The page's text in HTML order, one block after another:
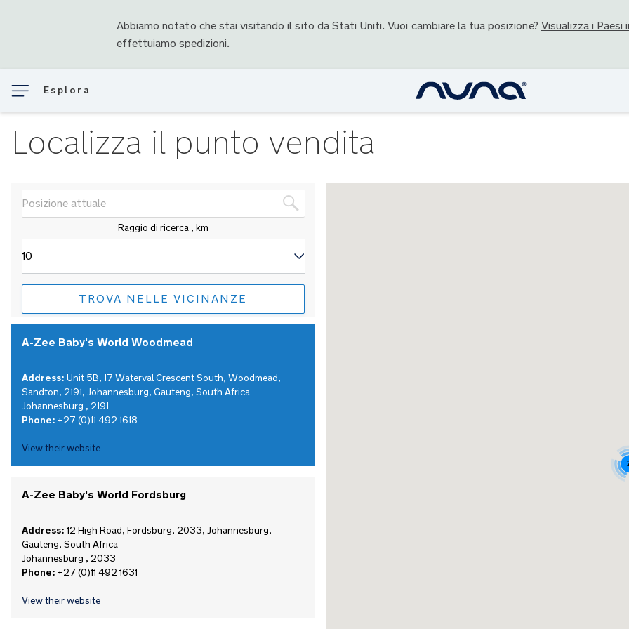
Abbiamo notato che stai visitando il sito da Stati Uniti. Vuoi cambiare la tua posizione? Visualizza i Paesi
effettuiamo spedizioni.
Esplora
Localizza il punto vendita
Raggio di ricerca , km
TROVA NELLE VICINANZE
A-Zee Baby's World Woodmead
Address: Unit 5B, 17 Waterval Crescent South, Woodmead,
Sandton, 2191, Johannesburg, Gauteng, South Africa
Johannesburg , 2191
Phone: +27 (0)11 492 1618
View their website
A-Zee Baby's World Fordsburg
Address: 12 High Road, Fordsburg, 2033, Johannesburg,
Gauteng, South Africa
Johannesburg , 2033
Phone: +27 (0)11 492 1631
View their website